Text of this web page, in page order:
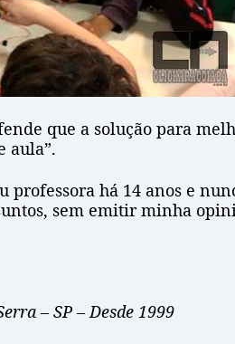
que a solução para
aula”.
professora há 14 anos e
sem emitir minha
– SP – Desde 1999